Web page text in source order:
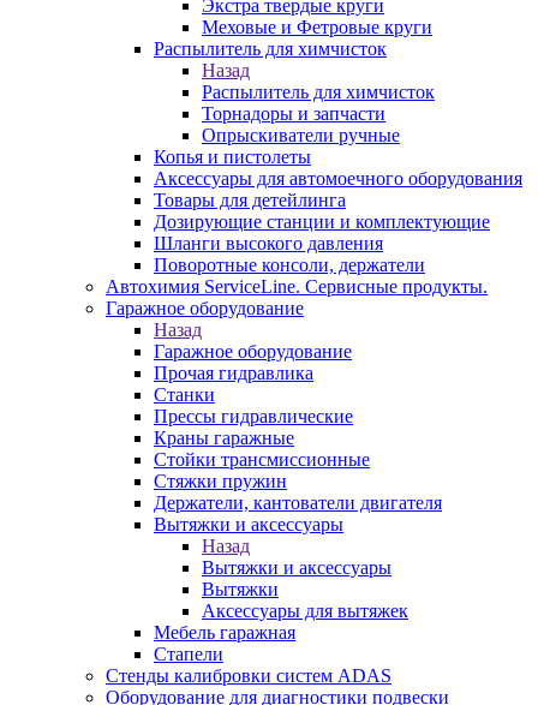
Экстра твердые круги
Меховые и Фетровые круги
Распылитель для химчисток
Назад
Распылитель для химчисток
Торнадоры и запчасти
Опрыскиватели ручные
Копья и пистолеты
Аксессуары для автомоечного оборудования
Товары для детейлинга
Дозирующие станции и комплектующие
Шланги высокого давления
Поворотные консоли, держатели
Автохимия ServiceLine. Сервисные продукты.
Гаражное оборудование
Назад
Гаражное оборудование
Прочая гидравлика
Станки
Прессы гидравлические
Краны гаражные
Стойки трансмиссионные
Стяжки пружин
Держатели, кантователи двигателя
Вытяжки и аксессуары
Назад
Вытяжки и аксессуары
Вытяжки
Аксессуары для вытяжек
Мебель гаражная
Стапели
Стенды калибровки систем ADAS
Оборудование для диагностики подвески